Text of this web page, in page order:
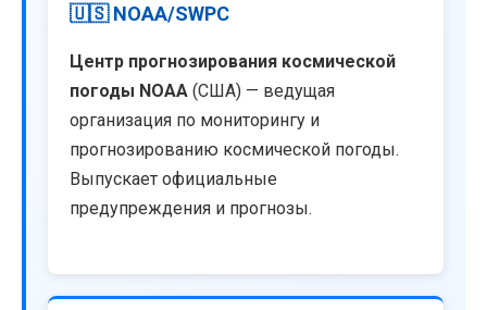
🇺🇸 NOAA/SWPC
Центр прогнозирования космической
погоды NOAA (США) — ведущая
организация по мониторингу и
прогнозированию космической погоды.
Выпускает официальные
предупреждения и прогнозы.